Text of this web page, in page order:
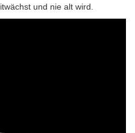
und nie alt wird.